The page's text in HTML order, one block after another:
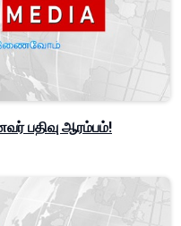
பதிவு ஆரம்பம்!